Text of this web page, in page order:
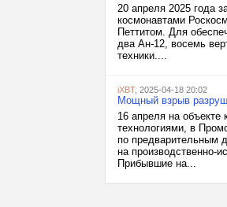
20 апреля 2025 года
космонавтами
Петтитом. Для
два Ан-12, восемь
техники....
iXBT, 2025-04-18 20:02
Мощный взрыв
16 апреля на
технологиями, в
по предварительным
на производственно-
Прибывшие на...